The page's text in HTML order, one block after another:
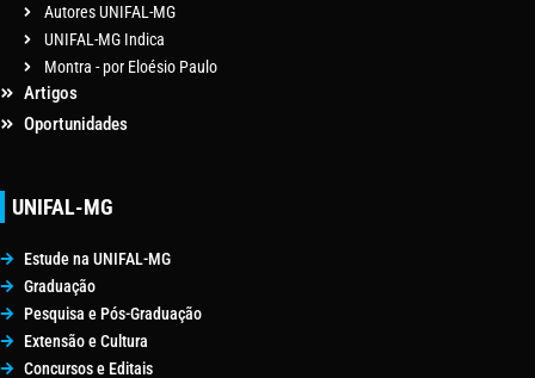
Autores UNIFAL-MG
UNIFAL-MG Indica
Montra - por Eloésio Paulo
Artigos
Oportunidades
UNIFAL-MG
Estude na UNIFAL-MG
Graduação
Pesquisa e Pós-Graduação
Extensão e Cultura
Concursos e Editais